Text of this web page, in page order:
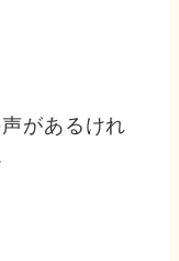
があるけれ